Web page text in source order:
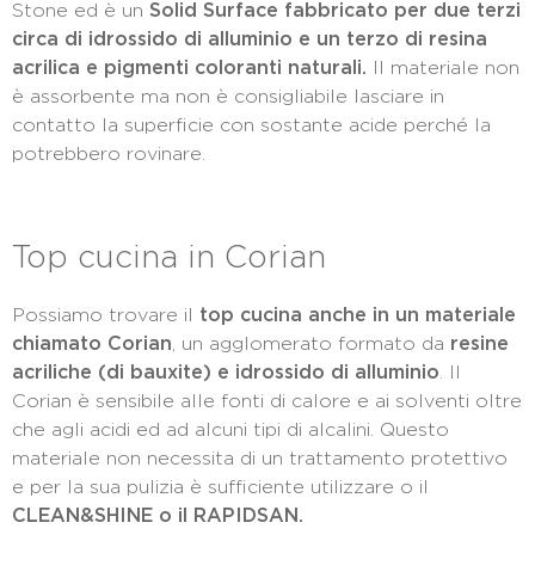
Stone ed è un Solid Surface fabbricato per due terzi
circa di idrossido di alluminio e un terzo di resina
acrilica e pigmenti coloranti naturali. Il materiale non
è assorbente ma non è consigliabile lasciare in
contatto la superficie con sostante acide perché la
potrebbero rovinare.
Top cucina in Corian
Possiamo trovare il top cucina anche in un materiale
chiamato Corian , un agglomerato formato da resine
acriliche (di bauxite) e idrossido di alluminio
Corian è sensibile alle fonti di calore e ai solventi oltre
che agli acidi ed ad alcuni tipi di alcalini. Questo
materiale non necessita di un trattamento protettivo
e per la sua pulizia è sufficiente utilizzare o il
CLEAN&SHINE o il RAPIDSAN.